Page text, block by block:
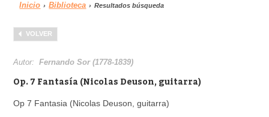
Menu
Biblioteca
Inicio › Biblioteca › Resultados búsqueda
VOLVER
Autor:Fernando Sor (1778-1839)
Op. 7 Fantasía (Nicolas Deuson, guitarra)
Op 7 Fantasia (Nicolas Deuson, guitarra)